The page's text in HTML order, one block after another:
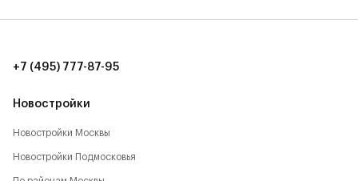
Новостройки
Новостройки Москвы
Новостройки Подмосковья
+7 (495) 777-87-95